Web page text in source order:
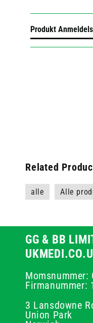
Produkt
Related
alle Alle
GG & BB
Momsnummer:
Firmanummer:
3 Lansdowne
Union Park